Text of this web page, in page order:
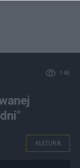
146
KULTURA